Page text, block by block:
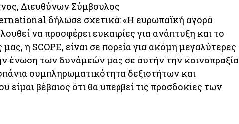
Διευθύνων Σύμβουλος
δήλωσε σχετικά: «Η ευρωπαϊκή αγορά
να προσφέρει ευκαιρίες για ανάπτυξη και το
η SCOPE, είναι σε πορεία για ακόμη μεγαλύτερες
ένωση των δυνάμεών μας σε αυτήν την κοινοπραξία
συμπληρωματικότητα δεξιοτήτων και
είμαι βέβαιος ότι θα υπερβεί τις προσδοκίες των